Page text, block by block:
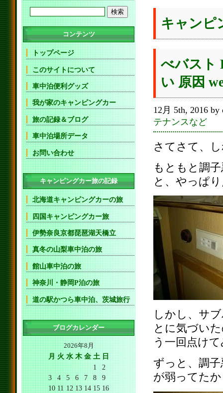
キャンピ
べバスト
い 原因
12月 5th, 2016
テナンスなど
さてさて、
もともと調
と、やっぱ
しかし、サ
とに気づい
う一回点け
ずっと、調
が弱ってた
コンテンツ
トップページ
このサイトについて
車中泊便利グッズ
我が家のキャンピングカー
旅の記録＆ブログ
車中泊場所データ
お問い合わせ
キャンピングカー旅の記録
北海道キャンピングカーの旅
四国キャンピングカー旅
伊勢奈良京都琵琶湖天橋立
真冬の山梨車中泊の旅
館山車中泊の旅
神奈川・静岡P泊の旅
道の駅かつら車中泊、茨城旅行
ブログカレンダー
2026年8月
月 火 水 木 金 土 日
1
2
3
4 5 6 7 8
9
10 11 12 13 14 15 16